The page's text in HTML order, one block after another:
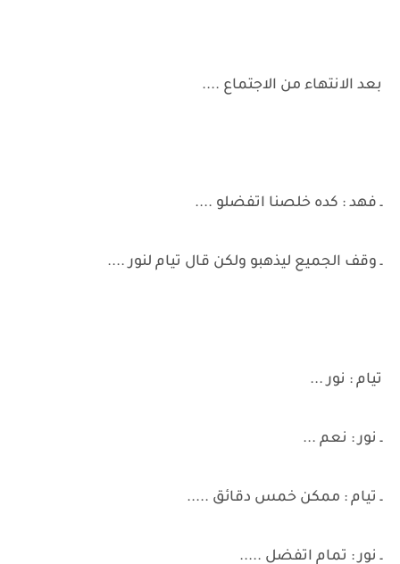
بعد الانتهاء من الاجتماع ....
ـ فهد : كده خلصنا اتفضلو ....
ـ وقف الجميع ليذهبو ولكن قال تيام لنور ....
تيام : نور ...
ـ نور : نعم ...
ـ تيام : ممكن خمس دقائق .....
ـ نور : تمام اتفضل .....